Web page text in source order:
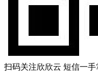
扫码关注欣欣云 短信一手